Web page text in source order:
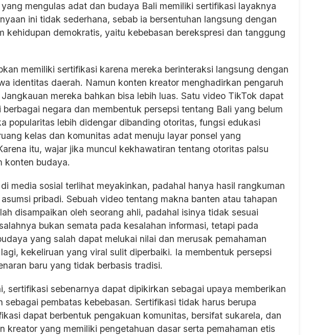
mengulas adat dan budaya Bali memiliki sertifikasi layaknya
ini tidak sederhana, sebab ia bersentuhan langsung dengan
kehidupan demokratis, yaitu kebebasan berekspresi dan tanggung
memiliki sertifikasi karena mereka berinteraksi langsung dengan
identitas daerah. Namun konten kreator menghadirkan pengaruh
mereka bahkan bisa lebih luas. Satu video TikTok dapat
negara dan membentuk persepsi tentang Bali yang belum
popularitas lebih didengar dibanding otoritas, fungsi edukasi
kelas dan komunitas adat menuju layar ponsel yang
itu, wajar jika muncul kekhawatiran tentang otoritas palsu
konten budaya.
media sosial terlihat meyakinkan, padahal hanya hasil rangkuman
pribadi. Sebuah video tentang makna banten atau tahapan
disampaikan oleh seorang ahli, padahal isinya tidak sesuai
bukan semata pada kesalahan informasi, tetapi pada
yang salah dapat melukai nilai dan merusak pemahaman
kekeliruan yang viral sulit diperbaiki. Ia membentuk persepsi
baru yang tidak berbasis tradisi.
sertifikasi sebenarnya dapat dipikirkan sebagai upaya memberikan
sebagai pembatas kebebasan. Sertifikasi tidak harus berupa
dapat berbentuk pengakuan komunitas, bersifat sukarela, dan
kreator yang memiliki pengetahuan dasar serta pemahaman etis